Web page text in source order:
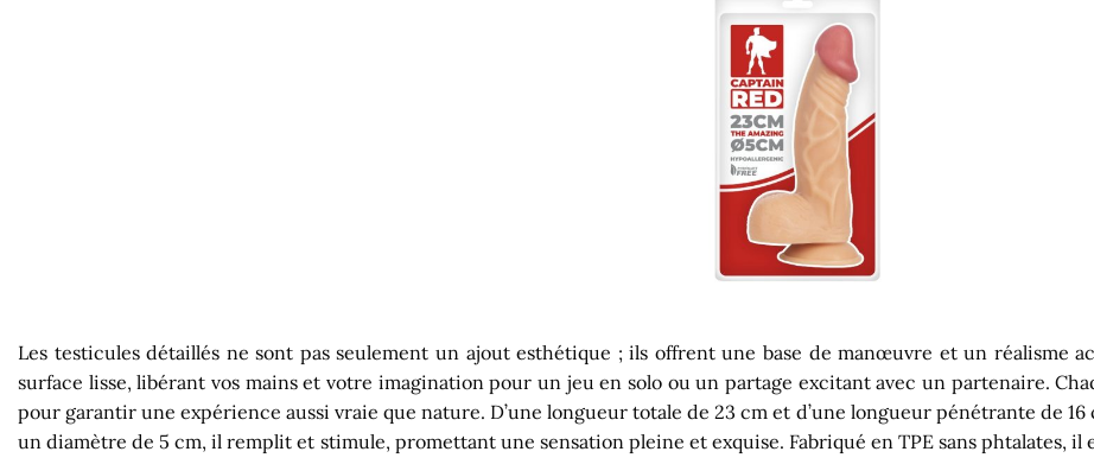
Les testicules détaillés ne sont pas seulement un ajout esthétique ; ils offrent une base de manœuvre et un réalisme
surface lisse, libérant vos mains et votre imagination pour un jeu en solo ou un partage excitant avec un partenaire.
pour garantir une expérience aussi vraie que nature. D’une longueur totale de 23 cm et d’une longueur pénétrante de
un diamètre de 5 cm, il remplit et stimule, promettant une sensation pleine et exquise. Fabriqué en TPE sans phtalates,